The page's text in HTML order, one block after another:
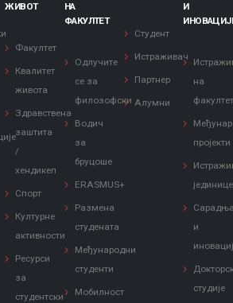
ЖИВОТ
Факултет
Квалитет
живота
Здравствена
заштита
/
хендикеп
Спорт
Културне
активности
Ресурси
за
студентски
НА
ФАКУЛТЕТ
Одлучите
се за
филозофски
Водич
за
бруцоше
ERASMUS+
Размена
студената
Међународни
студенти
Мобилност
Студент
Истраживач
Партнер
Алумни
И
на
пројекти
јединице
и
студије